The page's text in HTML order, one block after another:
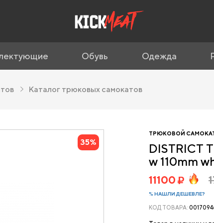
Обувь Одежда
Каталог трюковых самокатов
35%
ТРЮКОВОЙ
DISTRICT
w 110mm
11100
% НАШЛИ ДЕШЕВЛЕ?
КОД ТОВАРА: